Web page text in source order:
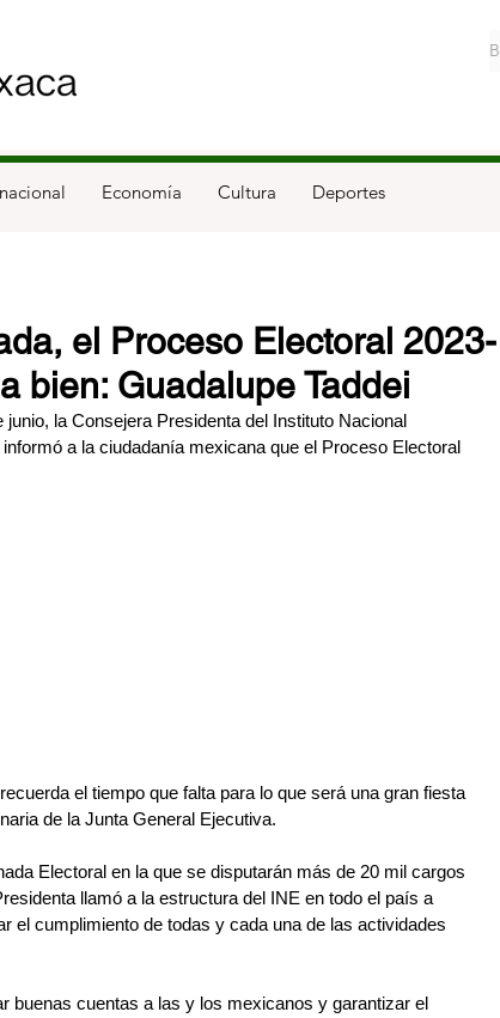
Economía Cultura Deportes
el Proceso Electoral 2023-
bien: Guadalupe Taddei
la Consejera Presidenta del Instituto Nacional
a la ciudadanía mexicana que el Proceso Electoral
el tiempo que falta para lo que será una gran fiesta
de la Junta General Ejecutiva.
Electoral en la que se disputarán más de 20 mil cargos
llamó a la estructura del INE en todo el país a
el cumplimiento de todas y cada una de las actividades
buenas cuentas a las y los mexicanos y garantizar el